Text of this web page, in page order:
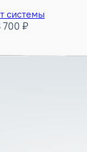
системы
700 ₽